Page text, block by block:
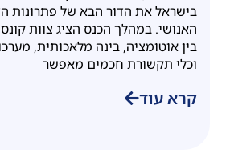
בישראל את הדור הבא של פתרונות
האנושי. במהלך הכנס הציג צוות
בין אוטומציה, בינה מלאכותית,
וכלי תקשורת חכמים מאפשר
קרא עוד